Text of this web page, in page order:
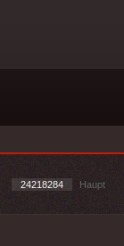
24218284 Haupt